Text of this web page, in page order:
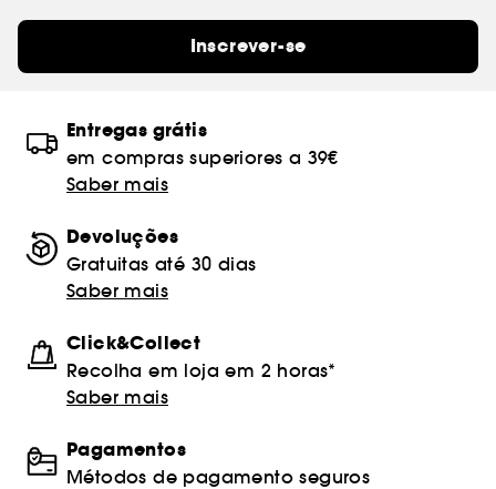
Inscrever-se
Entregas grátis
em compras superiores a 39€
Saber mais
Devoluções
Gratuitas até 30 dias
Saber mais
Click&Collect
Recolha em loja em 2 horas*
Saber mais
Pagamentos
Métodos de pagamento seguros